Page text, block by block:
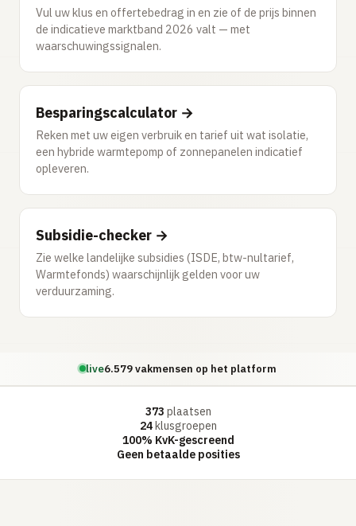
Vul uw klus en offertebedrag in en zie of de prijs binnen
de indicatieve marktband 2026 valt — met
waarschuwingssignalen.
Besparingscalculator →
Reken met uw eigen verbruik en tarief uit wat isolatie,
een hybride warmtepomp of zonnepanelen indicatief
opleveren.
Subsidie-checker →
Zie welke landelijke subsidies (ISDE, btw-nultarief,
Warmtefonds) waarschijnlijk gelden voor uw
verduurzaming.
live6.579 vakmensen op het platform
373 plaatsen
24klusgroepen
100% KvK-gescreend
Geen betaalde posities